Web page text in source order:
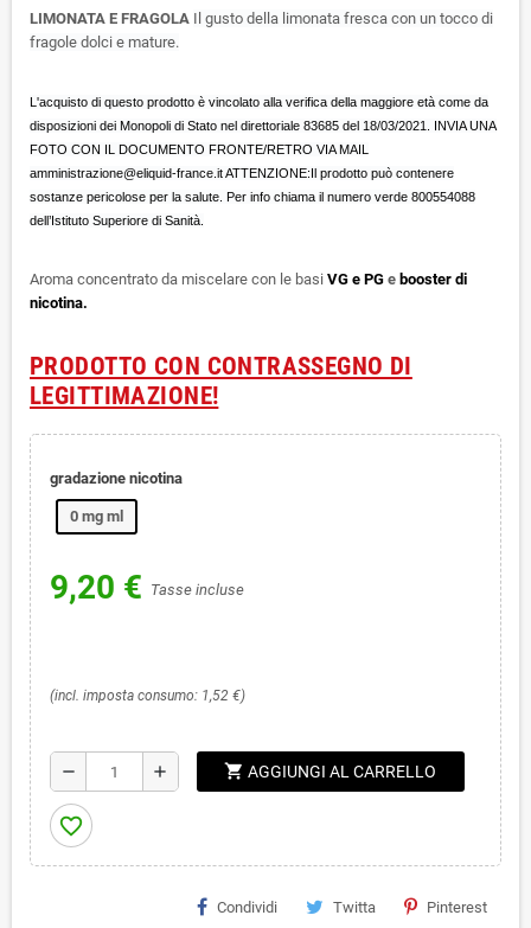
LIMONATA E FRAGOLA Il gusto della limonata fresca con un tocco di
fragole dolci e mature.
L'acquisto di questo prodotto è vincolato alla verifica della maggiore età come da
disposizioni dei Monopoli di Stato nel direttoriale 83685 del 18/03/2021. INVIA UNA
FOTO CON IL DOCUMENTO FRONTE/RETRO VIA MAIL
amministrazione@eliquid-france.it ATTENZIONE:Il prodotto può contenere
sostanze pericolose per la salute. Per info chiama il numero verde 800554088
dell’Istituto Superiore di Sanità.
Aroma concentrato da miscelare con le basi VG e PG e booster di
nicotina.
PRODOTTO CON CONTRASSEGNO DI
LEGITTIMAZIONE!
gradazione nicotina
0 mg ml
9,20 € Tasse incluse
(incl. imposta consumo: 1,52 €)
remove add shopping_cart AGGIUNGI AL CARRELLO
favorite_border
Condividi Twitta Pinterest